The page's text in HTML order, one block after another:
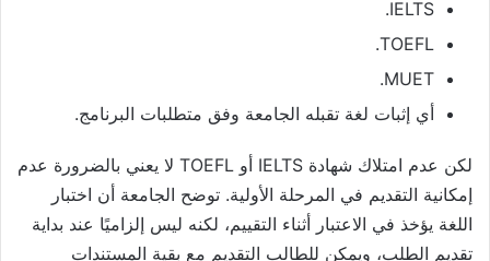
IELTS.
TOEFL.
MUET.
أي إثبات لغة تقبله الجامعة وفق متطلبات البرنامج.
لكن عدم امتلاك شهادة IELTS أو TOEFL لا يعني بالضرورة عدم
إمكانية التقديم في المرحلة الأولية. توضح الجامعة أن اختبار
اللغة يؤخذ في الاعتبار أثناء التقييم، لكنه ليس إلزاميًا عند بداية
تقديم الطلب، ويمكن للطالب التقديم مع بقية المستندات